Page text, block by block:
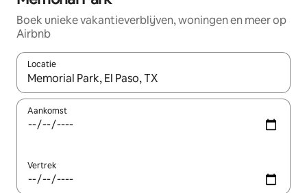
Boek unieke vakantieverblijven, woningen en meer op
Airbnb
Locatie
Wanneer er resultaten beschikbaar zijn, maak je een keuze
Aankomst
Vertrek